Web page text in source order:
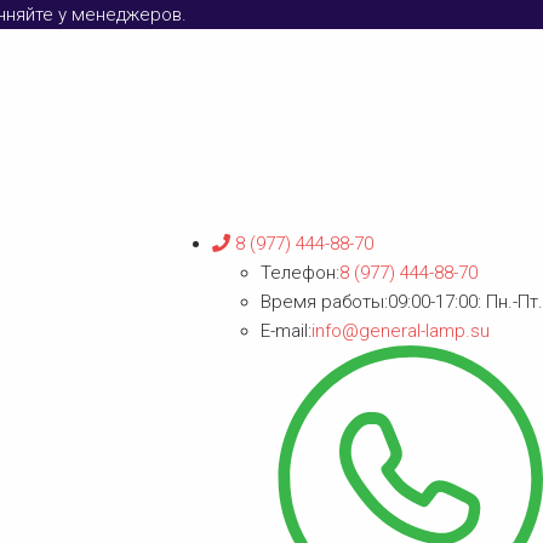
у менеджеров.
8 (977) 444-88-70
Телефон:8 (977) 444-88-70
Время работы:09:00-17:00: Пн.-Пт.
E-mail:info@general-lamp.su